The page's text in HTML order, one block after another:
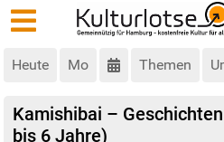
Heute Mo Themen
Kamishibai –
bis 6 Jahre)